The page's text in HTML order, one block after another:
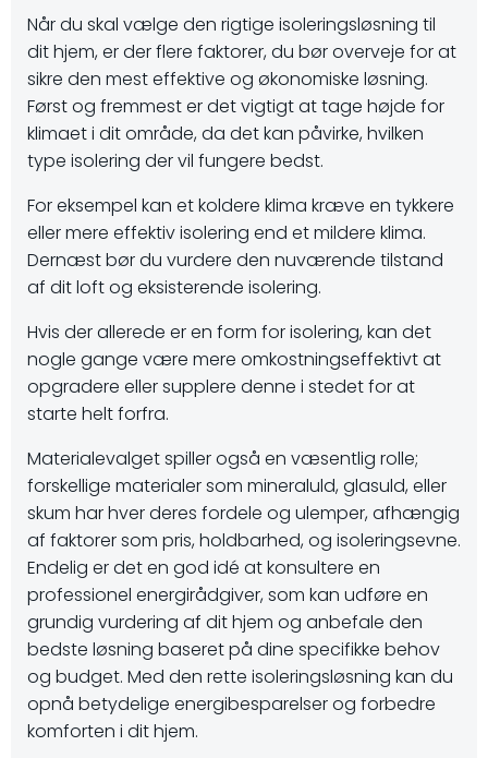
Når du skal vælge den rigtige isoleringsløsning til
dit hjem, er der flere faktorer, du bør overveje for at
sikre den mest effektive og økonomiske løsning.
Først og fremmest er det vigtigt at tage højde for
klimaet i dit område, da det kan påvirke, hvilken
type isolering der vil fungere bedst.
For eksempel kan et koldere klima kræve en tykkere
eller mere effektiv isolering end et mildere klima.
Dernæst bør du vurdere den nuværende tilstand
af dit loft og eksisterende isolering.
Hvis der allerede er en form for isolering, kan det
nogle gange være mere omkostningseffektivt at
opgradere eller supplere denne i stedet for at
starte helt forfra.
Materialevalget spiller også en væsentlig rolle;
forskellige materialer som mineraluld, glasuld, eller
skum har hver deres fordele og ulemper, afhængig
af faktorer som pris, holdbarhed, og isoleringsevne.
Endelig er det en god idé at konsultere en
professionel energirådgiver, som kan udføre en
grundig vurdering af dit hjem og anbefale den
bedste løsning baseret på dine specifikke behov
og budget. Med den rette isoleringsløsning kan du
opnå betydelige energibesparelser og forbedre
komforten i dit hjem.